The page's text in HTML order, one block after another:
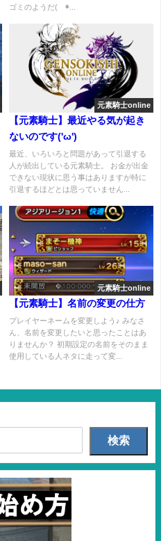
ゴミのようだ(´◉...
元素騎士online
【元素騎士】最近やる気が起き
ないのです('ω')
最近、いろいろと問題があって引退する
人が続出している元素騎士。 お金が出金
できない現状に思う事はありますが特に
引退するほどとは思っていません...
元素騎士online
【元素騎士】名前の変更の仕方
プレイヤーネームを変更しよう♪ みなさ
ん、名前を変更したいと思ったことはあ
りませんか？ 初期設定の名前をそのまま
使用している人ネタに走って変...
検索